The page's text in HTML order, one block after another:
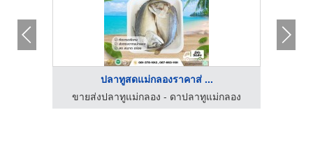
ปลาทูสดแม่กลองราคาส่ ...
ขายส่งปลาทูแม่กลอง - ดาปลาทูแม่กลอง